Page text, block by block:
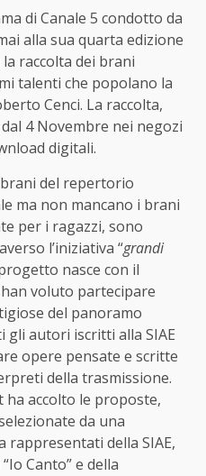
di Canale 5 condotto da
alla sua quarta edizione
raccolta dei brani
talenti che popolano la
Cenci. La raccolta,
4 Novembre nei negozi
digitali.
del repertorio
ma non mancano i brani
per i ragazzi, sono
l’iniziativa “grandi
nasce con il
han voluto partecipare
del panoramo
autori iscritti alla SIAE
opere pensate e scritte
della trasmissione.
accolto le proposte,
da una
rappresentati della SIAE,
Canto” e della